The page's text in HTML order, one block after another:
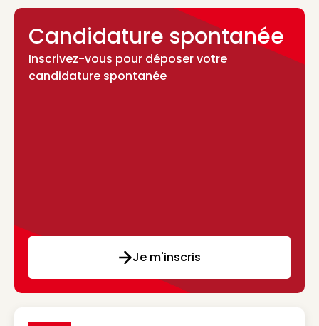
Candidature spontanée
Inscrivez-vous pour déposer votre
candidature spontanée
Je m'inscris